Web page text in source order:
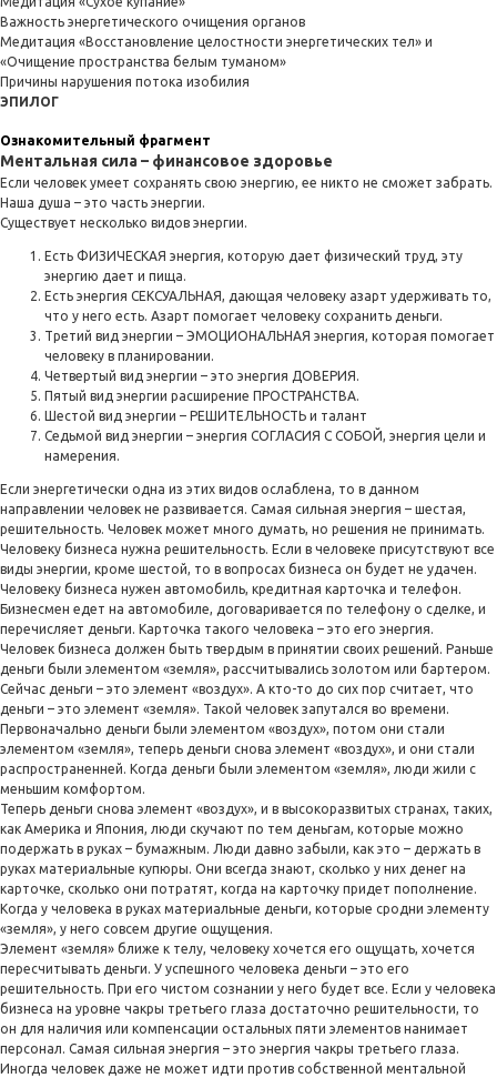
Важность энергетического очищения органов
Медитация «Восстановление целостности энергетических тел» и
«Очищение пространства белым туманом»
Причины нарушения потока изобилия
ЭПИЛОГ
Ознакомительный фрагмент
Ментальная сила – финансовое здоровье
Если человек умеет сохранять свою энергию, ее никто не сможет забрать.
Наша душа – это часть энергии.
Существует несколько видов энергии.
Есть ФИЗИЧЕСКАЯ энергия, которую дает физический труд, эту
энергию дает и пища.
Есть энергия СЕКСУАЛЬНАЯ, дающая человеку азарт удерживать то,
что у него есть. Азарт помогает человеку сохранить деньги.
Третий вид энергии – ЭМОЦИОНАЛЬНАЯ энергия, которая помогает
человеку в планировании.
Четвертый вид энергии – это энергия ДОВЕРИЯ.
Пятый вид энергии расширение ПРОСТРАНСТВА.
Шестой вид энергии – РЕШИТЕЛЬНОСТЬ и талант
Седьмой вид энергии – энергия СОГЛАСИЯ С СОБОЙ, энергия цели и
намерения.
Если энергетически одна из этих видов ослаблена, то в данном
направлении человек не развивается. Самая сильная энергия – шестая,
решительность. Человек может много думать, но решения не принимать.
Человеку бизнеса нужна решительность. Если в человеке присутствуют все
виды энергии, кроме шестой, то в вопросах бизнеса он будет не удачен.
Человеку бизнеса нужен автомобиль, кредитная карточка и телефон.
Бизнесмен едет на автомобиле, договаривается по телефону о сделке, и
перечисляет деньги. Карточка такого человека – это его энергия.
Человек бизнеса должен быть твердым в принятии своих решений. Раньше
деньги были элементом «земля», рассчитывались золотом или бартером.
Сейчас деньги – это элемент «воздух». А кто-то до сих пор считает, что
деньги – это элемент «земля». Такой человек запутался во времени.
Первоначально деньги были элементом «воздух», потом они стали
элементом «земля», теперь деньги снова элемент «воздух», и они стали
распространенней. Когда деньги были элементом «земля», люди жили с
меньшим комфортом.
Теперь деньги снова элемент «воздух», и в высокоразвитых странах, таких,
как Америка и Япония, люди скучают по тем деньгам, которые можно
подержать в руках – бумажным. Люди давно забыли, как это – держать в
руках материальные купюры. Они всегда знают, сколько у них денег на
карточке, сколько они потратят, когда на карточку придет пополнение.
Когда у человека в руках материальные деньги, которые сродни элементу
«земля», у него совсем другие ощущения.
Элемент «земля» ближе к телу, человеку хочется его ощущать, хочется
пересчитывать деньги. У успешного человека деньги – это его
решительность. При его чистом сознании у него будет все. Если у человека
бизнеса на уровне чакры третьего глаза достаточно решительности, то
он для наличия или компенсации остальных пяти элементов нанимает
персонал. Самая сильная энергия – это энергия чакры третьего глаза.
Иногда человек даже не может идти против собственной ментальной